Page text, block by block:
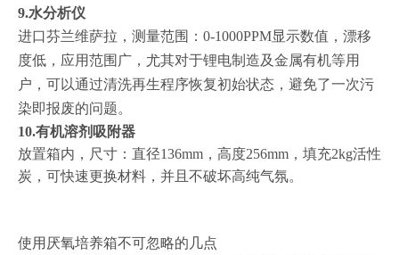
9.水分析仪
进口芬兰维萨拉，测量范围：0-1000PPM显示数值，漂移
度低，应用范围广，尤其对于锂电制造及金属有机等用
户，可以通过清洗再生程序恢复初始状态，避免了一次污
染即报废的问题。
10.有机溶剂吸附器
放置箱内，尺寸：直径136mm，高度256mm，填充2kg活性
炭，可快速更换材料，并且不破坏高纯气氛。
使用厌氧培养箱不可忽略的几点